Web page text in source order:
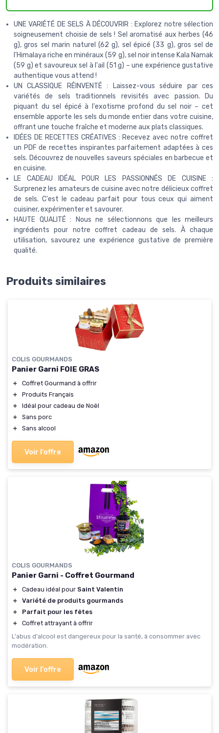
UNE VARIÉTÉ DE SELS À DÉCOUVRIR : Explorez notre sélection
soigneusement choisie de sels ! Sel aromatisé aux herbes (46
g), gros sel marin naturel (62 g), sel épicé (33 g), gros sel de
l'Himalaya riche en minéraux (59 g), sel noir intense Kala Namak
(59 g) et savoureux sel à l'ail (51 g) – une expérience gustative
authentique vous attend !
UN CLASSIQUE RÉINVENTÉ : Laissez-vous séduire par ces
variétés de sels traditionnels revisités avec passion. Du
piquant du sel épicé à l'exotisme profond du sel noir – cet
ensemble apporte les sels du monde entier dans votre cuisine,
offrant une touche fraîche et moderne aux plats classiques.
IDÉES DE RECETTES CRÉATIVES : Recevez avec notre coffret
un PDF de recettes inspirantes parfaitement adaptées à ces
sels. Découvrez de nouvelles saveurs spéciales en barbecue et
en cuisine.
LE CADEAU IDÉAL POUR LES PASSIONNÉS DE CUISINE :
Surprenez les amateurs de cuisine avec notre délicieux coffret
de sels. C'est le cadeau parfait pour tous ceux qui aiment
cuisiner, expérimenter et savourer.
HAUTE QUALITÉ : Nous ne sélectionnons que les meilleurs
ingrédients pour notre coffret cadeau de sels. À chaque
utilisation, savourez une expérience gustative de première
qualité.
Produits similaires
COLIS GOURMANDS
Panier Garni FOIE GRAS
＋
Coffret Gourmand à offrir
＋
Produits Français
＋
Idéal pour cadeau de Noël
＋
Sans porc
＋
Sans alcool
Voir l'offre
COLIS GOURMANDS
Panier Garni - Coffret Gourmand
＋ Cadeau idéal pour Saint Valentin
＋
Variété de produits gourmands
＋
Parfait pour les fêtes
＋
Coffret attrayant à offrir
L'abus d'alcool est dangereux pour la santé, à consommer avec
modération.
Voir l'offre